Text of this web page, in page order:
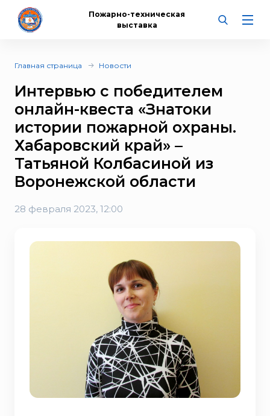
Пожарно-техническая
выставка
Главная страница Новости
Интервью с победителем
онлайн-квеста «Знатоки
истории пожарной охраны.
Хабаровский край» –
Татьяной Колбасиной из
Воронежской области
28 февраля 2023, 12:00